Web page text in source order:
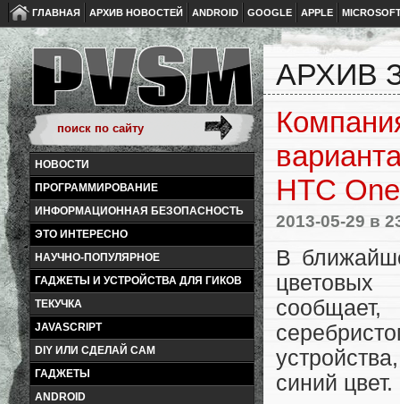
ГЛАВНАЯ АРХИВ НОВОСТЕЙ ANDROID GOOGLE APPLE
НОВОСТИ
ПРОГРАММИРОВАНИЕ
ИНФОРМАЦИОННАЯ БЕЗОПАСНОСТЬ
ЭТО ИНТЕРЕСНО
НАУЧНО-ПОПУЛЯРНОЕ
ГАДЖЕТЫ И УСТРОЙСТВА ДЛЯ ГИКОВ
ТЕКУЧКА
JAVASCRIPT
DIY ИЛИ СДЕЛАЙ САМ
ГАДЖЕТЫ
ANDROID
АРХИВ
HTC One
2013-05-29 в
В
синий цвет.